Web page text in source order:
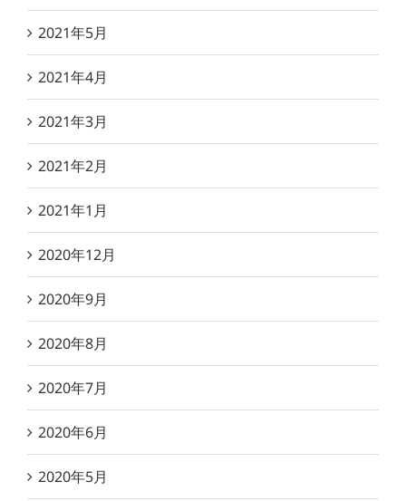
2021年5月
2021年4月
2021年3月
2021年2月
2021年1月
2020年12月
2020年9月
2020年8月
2020年7月
2020年6月
2020年5月